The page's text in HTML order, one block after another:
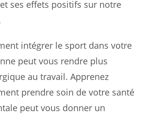
ses effets positifs sur notre
intégrer le sport dans votre
peut vous rendre plus
au travail. Apprenez
prendre soin de votre santé
peut vous donner un